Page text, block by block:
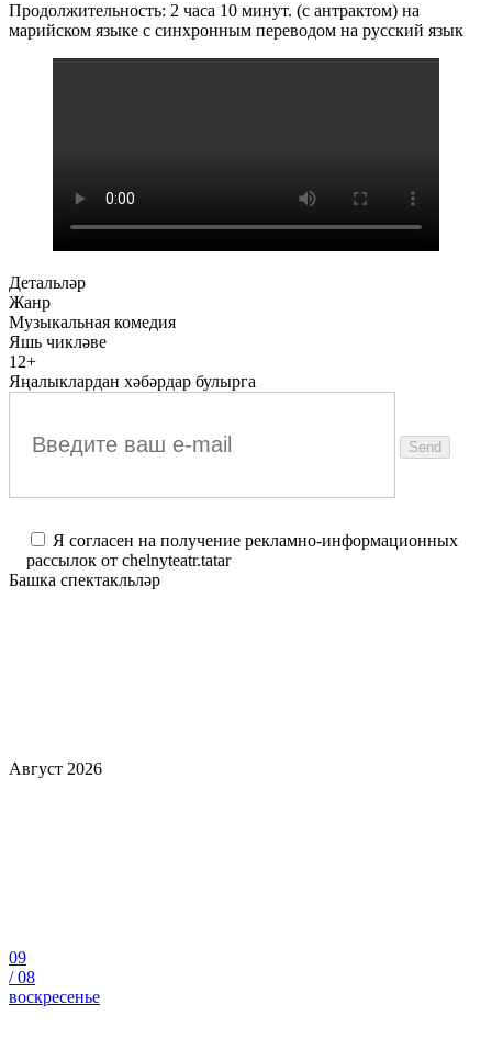
Продолжительность: 2 часа 10 минут. (с антрактом) на
марийском языке с синхронным переводом на русский язык
Детальләр
Жанр
Музыкальная комедия
Яшь чикләве
12+
Яңалыклардан хәбәрдар булырга
Я согласен на получение рекламно-информационных
рассылок от chelnyteatr.tatar
Башка спектакльләр
Август 2026
09
/08
воскресенье